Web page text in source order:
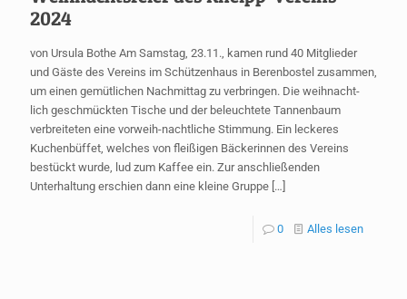
2024
von Ursula Bothe Am Samstag, 23.11., kamen rund 40 Mitglieder
und Gäste des Vereins im Schützenhaus in Berenbostel zusammen,
um einen gemütlichen Nachmittag zu verbringen. Die weihnacht-
lich geschmückten Tische und der beleuchtete Tannenbaum
verbreiteten eine vorweih-nachtliche Stimmung. Ein leckeres
Kuchenbüffet, welches von fleißigen Bäckerinnen des Vereins
bestückt wurde, lud zum Kaffee ein. Zur anschließenden
Unterhaltung erschien dann eine kleine Gruppe […]
0 Alles lesen